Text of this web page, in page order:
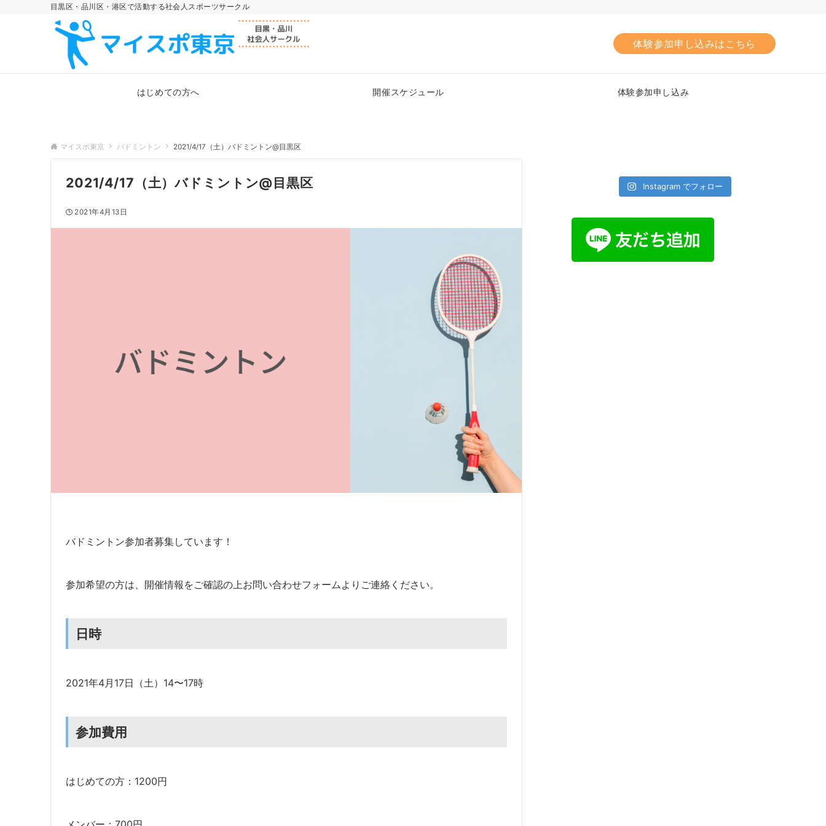
目黒区・品川区・港区で活動する社会人スポーツサークル
体験参加申し込みはこちら
はじめての方へ 開催スケジュール 体験参加申し込み
マイスポ東京 バドミントン 2021/4/17（土）バドミントン@目黒区
2021/4/17（土）バドミントン@目黒区
2021年4月13日
バドミントン参加者募集しています！
参加希望の方は、開催情報をご確認の上お問い合わせフォームよりご連絡ください。
日時
2021年4月17日（土）14〜17時
参加費用
はじめての方：1200円
Instagram でフォロー